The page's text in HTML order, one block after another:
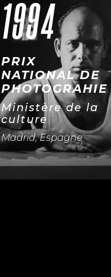
1994
PRIX
NATIONAL DE
PHOTOGRAHIE
Ministère de la
culture
Madrid, Espagne